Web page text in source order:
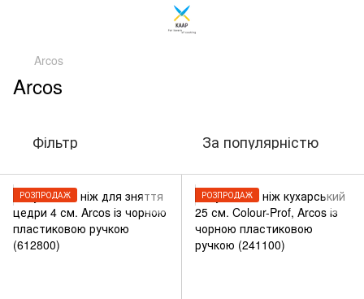
Arcos
Arcos
Фільтр За популярністю
РОЗПРОДАЖ РОЗПРОДАЖ